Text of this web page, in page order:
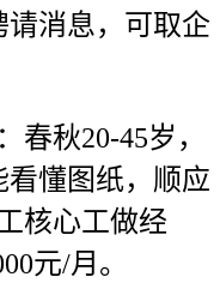
消息，可取企
秋20-45岁，
看懂图纸，顺应
核心工做经
元/月。